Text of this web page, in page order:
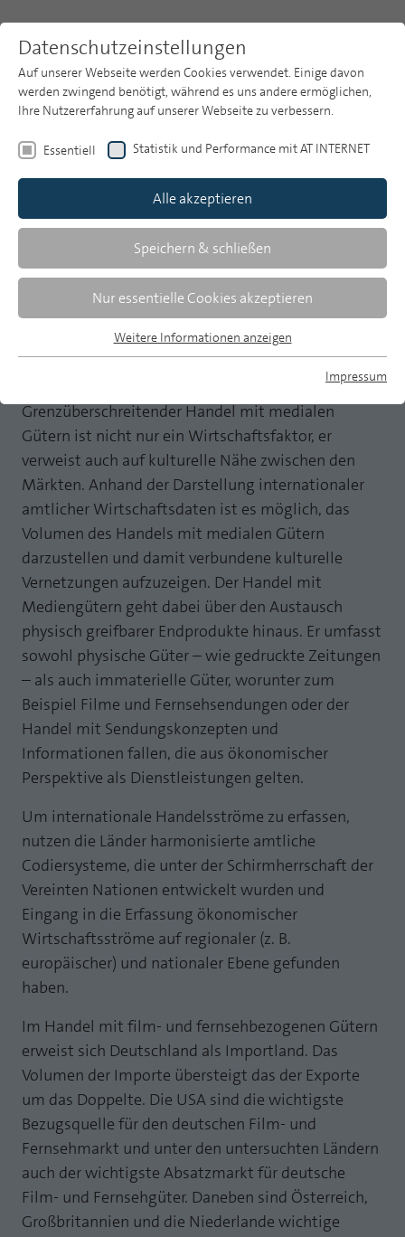
MP auf Mastodon
MP auf LinkedIn
Newsletter
Publikationsarchiv
Heft 10
Grenzüberschreitender Handel mit
Methodik und Ergebnisse einer Fallstudie
auf Basis der amtlichen Wirtschaftsstatistik
Grenzüberschreitender Handel mit medialen
Gütern ist nicht nur ein Wirtschaftsfaktor, er
verweist auch auf kulturelle Nähe zwischen den
Märkten. Anhand der Darstellung internationaler
amtlicher Wirtschaftsdaten ist es möglich, das
Volumen des Handels mit medialen Gütern
darzustellen und damit verbundene kulturelle
Vernetzungen aufzuzeigen. Der Handel mit
Mediengütern geht dabei über den Austausch
physisch greifbarer Endprodukte hinaus. Er umfasst
sowohl physische Güter – wie gedruckte Zeitungen
– als auch immaterielle Güter, worunter zum
Beispiel Filme und Fernsehsendungen oder der
Handel mit Sendungskonzepten und
Informationen fallen, die aus ökonomischer
Perspektive als Dienstleistungen gelten.
Um internationale Handelsströme zu erfassen,
nutzen die Länder harmonisierte amtliche
Codiersysteme, die unter der Schirmherrschaft der
Vereinten Nationen entwickelt wurden und
Eingang in die Erfassung ökonomischer
Wirtschaftsströme auf regionaler (z. B.
europäischer) und nationaler Ebene gefunden
haben.
Im Handel mit film- und fernsehbezogenen Gütern
erweist sich Deutschland als Importland. Das
Volumen der Importe übersteigt das der Exporte
um das Doppelte. Die USA sind die wichtigste
Bezugsquelle für den deutschen Film- und
Fernsehmarkt und unter den untersuchten Ländern
auch der wichtigste Absatzmarkt für deutsche
Film- und Fernsehgüter. Daneben sind Österreich,
Großbritannien und die Niederlande wichtige
Datenschutzeinstellungen
Auf unserer Webseite werden Cookies verwendet. Einige davon
werden zwingend benötigt, während es uns andere ermöglichen,
Ihre Nutzererfahrung auf unserer Webseite zu verbessern.
Essentiell Statistik und Performance mit AT INTERNET
Alle akzeptieren
Speichern & schließen
Nur essentielle Cookies akzeptieren
Essentielle Cookies werden für grundlegende Funktionen der
Webseite einwandfrei funktioniert.
Name fe_typo_user
Anbieter TYPO3
Session
Zweck
Dieses Cookie ist ein Standard-Session-
Cookie von TYPO3. Es speichert im Falle
eines Benutzer-Logins die Session ID
mithilfe derer der eingeloggte User
wiedererkannt wird, um ihm Zugang zu
geschützten Bereichen zu gewähren.
Name PHPSESSID
Anbieter php
Zweck PHPs Standard Sitzungs Identifikation
Cookie-Informationen anzeigen
Statistik und Performance mit AT INTERNET
CROSS-DEVICE ANALYTICS LÖSUNG
Name atidvisitor
Anbieter
Laufzeit 1 Jahr
Zweck
Cookie von AT INTERNET zur Steuerung der
erweiterten Script- und Ereignisbehandlung
Name atuserid
Anbieter AT INTERNET
Zweck
Cookie von AT INTERNET zur Steuerung der
erweiterten Script- und Ereignisbehandlung
Cookie-Informationen anzeigen
Weitere Informationen anzeigen
Impressum